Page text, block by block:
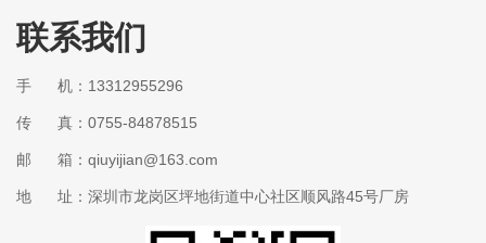
联系我们
手 机：13312955296
传 真：0755-84878515
邮 箱：qiuyijian@163.com
地 址：深圳市龙岗区坪地街道中心社区顺风路45号厂房